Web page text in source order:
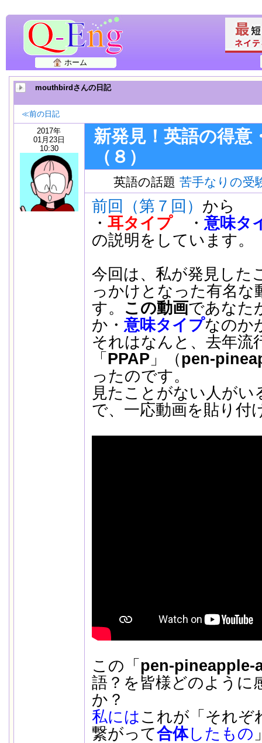
ホーム
mouthbirdさんの日記
≪前の日記
2017年
01月23日
10:30
新発見！英語の得意
（８）
英語の話題 苦手なりの受
前回（第７回） から
・ 耳タイプ・ 意味タ
の説明をしています。
今回は、私が発見した
っかけとなった有名な
す。
この動画であなた
か・ 意味タイプなのか
それはなんと、去年流
「 PPAP 」（pen-
ったのです。
見たことがない人が
で、一応動画を貼り付
この「 pen-pineapple-
語？を皆様どのように
か？
私には これが「それぞ
繋がって合体したもの